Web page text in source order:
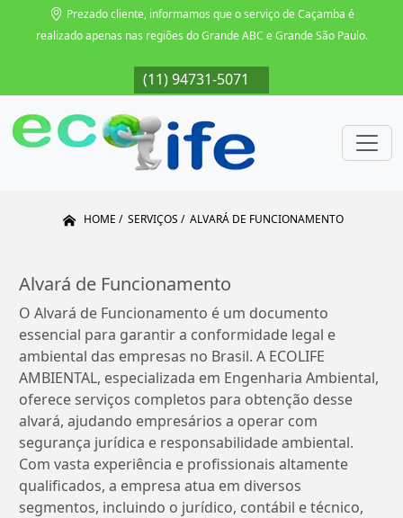
Prezado cliente, informamos que o serviço de Caçamba é
realizado apenas nas regiões do Grande ABC e Grande São Paulo.
(11) 94731-5071
HOME SERVIÇOS ALVARÁ DE FUNCIONAMENTO
Alvará de Funcionamento
O Alvará de Funcionamento é um documento
essencial para garantir a conformidade legal e
ambiental das empresas no Brasil. A ECOLIFE
AMBIENTAL, especializada em Engenharia Ambiental,
oferece serviços completos para obtenção desse
alvará, ajudando empresários a operar com
segurança jurídica e responsabilidade ambiental.
Com vasta experiência e profissionais altamente
qualificados, a empresa atua em diversos
segmentos, incluindo o jurídico, contábil e técnico,